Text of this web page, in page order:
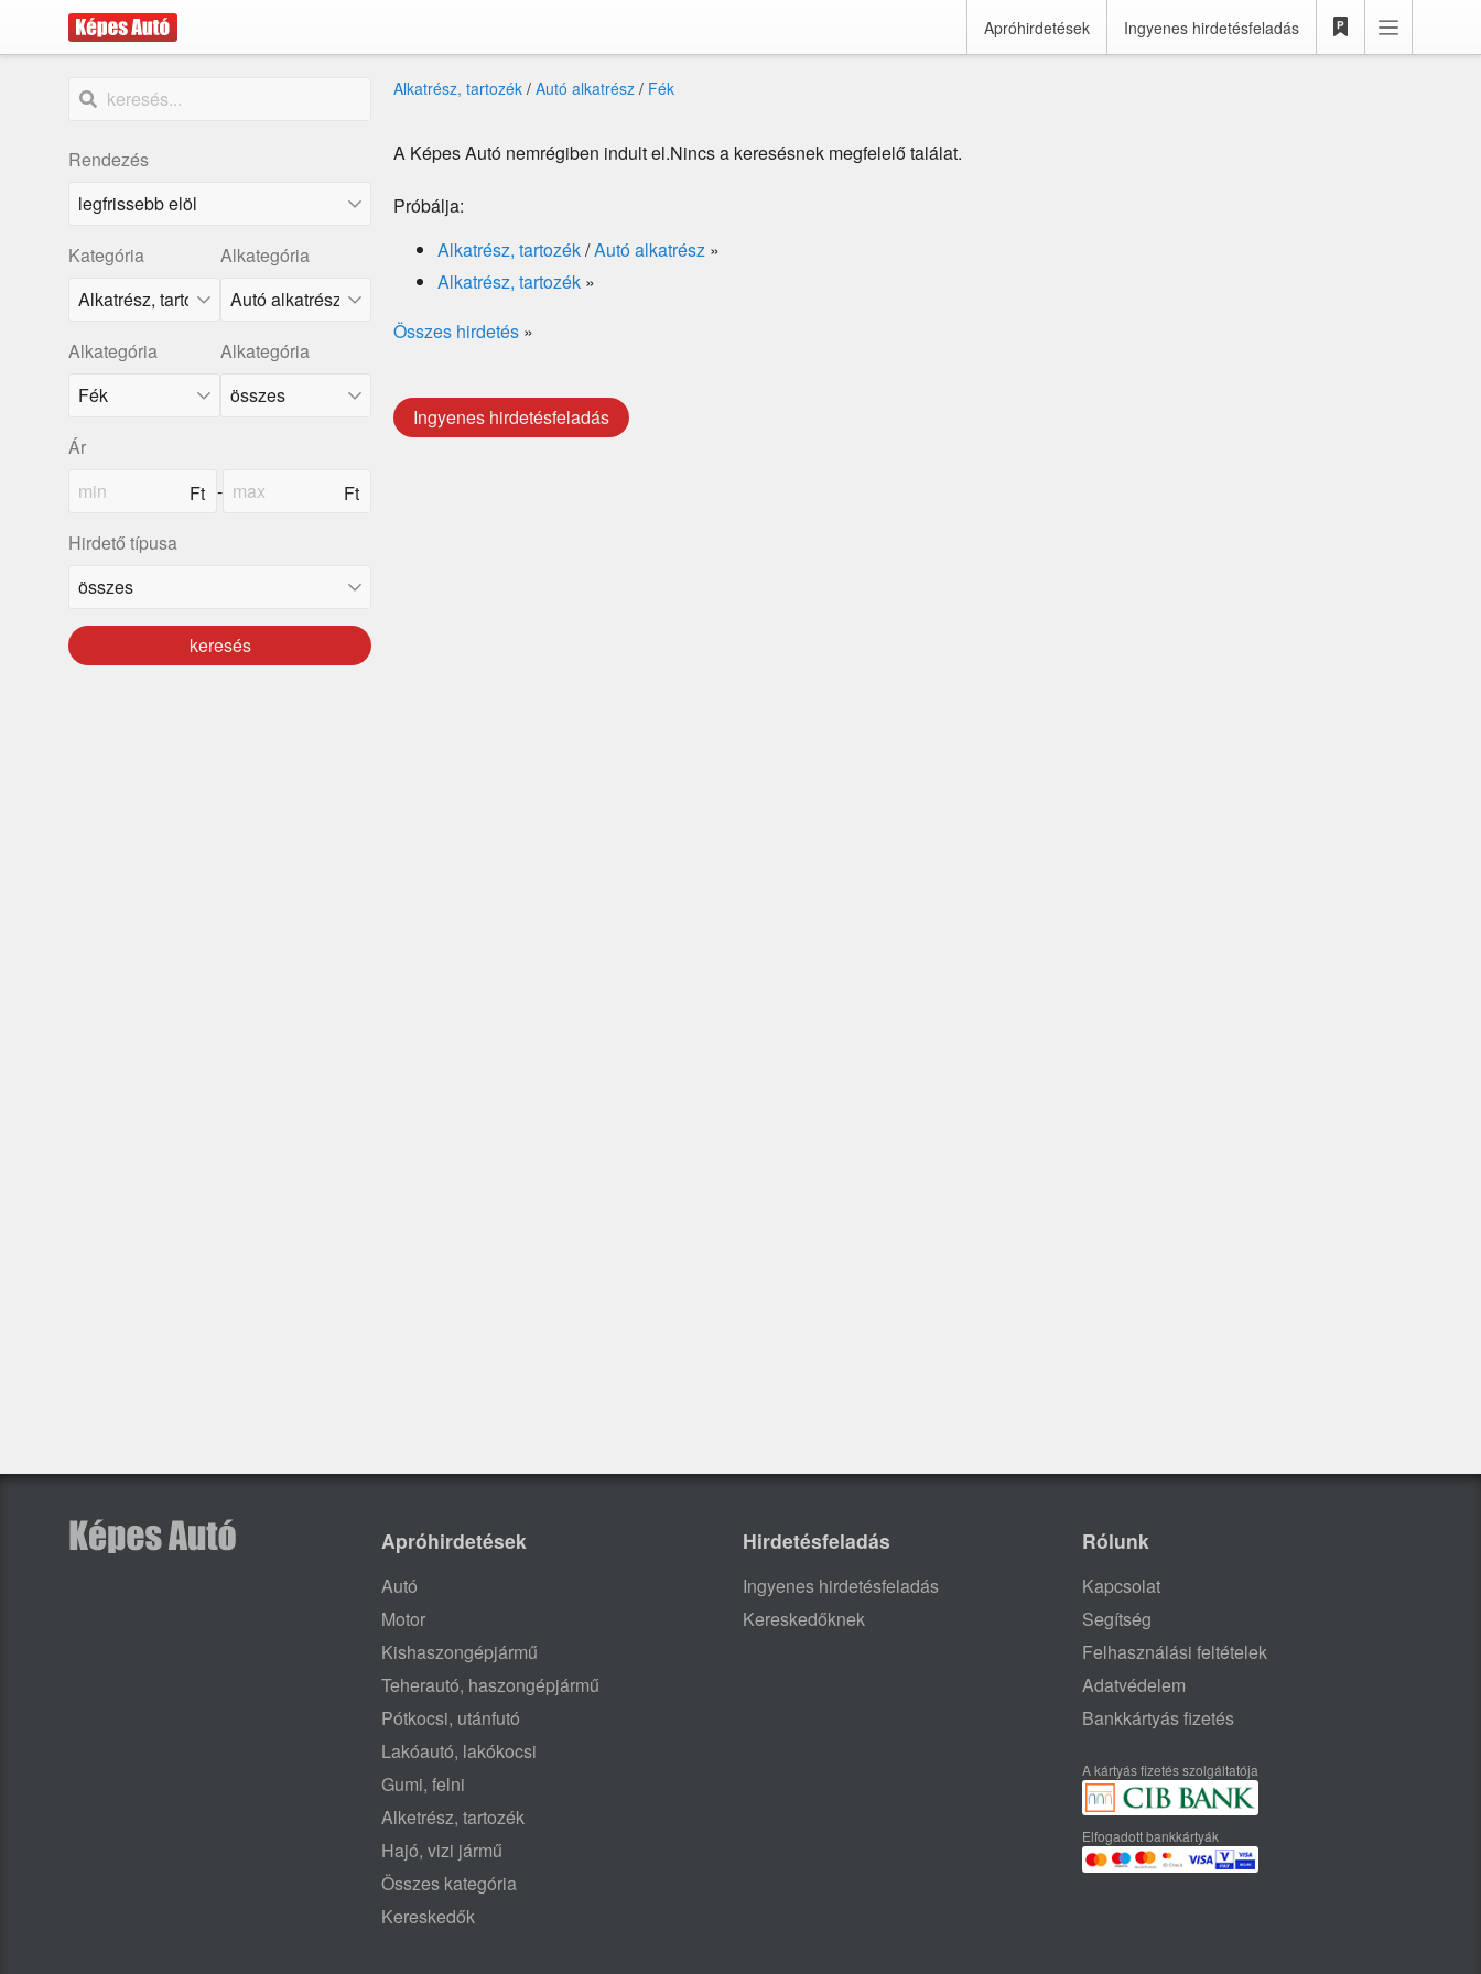
Apróhirdetések Ingyenes hirdetésfeladás
Rendezés
Kategória Alkategória
Alkategória Alkategória
Ár
-
Hirdető típusa
keresés
Alkatrész, tartozék / Autó alkatrész / Fék
A Képes Autó nemrégiben indult el.Nincs a keresésnek megfelelő találat.
Próbálja:
Alkatrész, tartozék/Autó alkatrész »
Alkatrész, tartozék »
Összes hirdetés »
Ingyenes hirdetésfeladás
Apróhirdetések
Autó
Motor
Kishaszongépjármű
Teherautó, haszongépjármű
Pótkocsi, utánfutó
Lakóautó, lakókocsi
Gumi, felni
Alketrész, tartozék
Hajó, vizi jármű
Összes kategória
Kereskedők
Hirdetésfeladás
Ingyenes hirdetésfeladás
Kereskedőknek
Rólunk
Kapcsolat
Segítség
Felhasználási feltételek
Adatvédelem
Bankkártyás fizetés
A kártyás fizetés szolgáltatója
Elfogadott bankkártyák